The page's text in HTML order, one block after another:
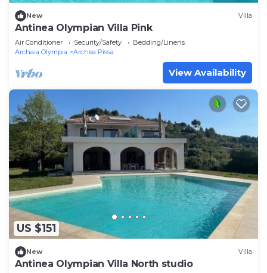
New Villa
Antinea Olympian Villa Pink
Air Conditioner Security/Safety
Bedding/Linens
Archaia Olympia
Archea Pissa
View Availability
US $151
New Villa
Antinea Olympian Villa North studio